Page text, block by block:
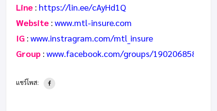
Line : https://lin.ee/cAyHd1Q
Website : www.mtl-insure.com
IG : www.instragram.com/mtl_insure
Group : www.facebook.com/groups/
แชร์โพส: